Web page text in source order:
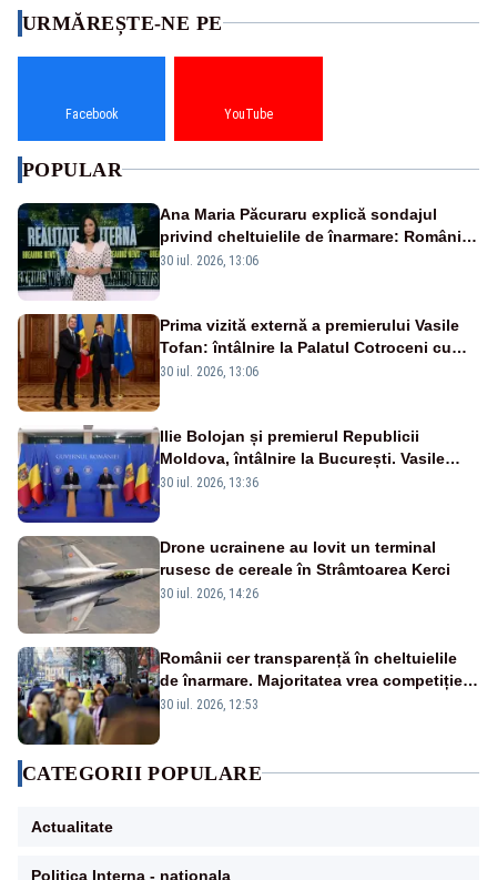
URMĂREȘTE-NE PE
Facebook YouTube
POPULAR
Ana Maria Păcuraru explică sondajul
privind cheltuielile de înarmare: Românii
cer transparență în achiziții și un echilibru
30 iul. 2026, 13:06
Prima vizită externă a premierului Vasile
Tofan: întâlnire la Palatul Cotroceni cu
președintele Nicușor Dan
30 iul. 2026, 13:06
Ilie Bolojan și premierul Republicii
Moldova, întâlnire la București. Vasile
Tofan, primit cu onoruri militare
30 iul. 2026, 13:36
Drone ucrainene au lovit un terminal
rusesc de cereale în Strâmtoarea Kerci
30 iul. 2026, 14:26
Românii cer transparență în cheltuielile
de înarmare. Majoritatea vrea competiție
reală și industrie locală – SONDAJ
30 iul. 2026, 12:53
CATEGORII POPULARE
Actualitate
Politica Interna - nationala